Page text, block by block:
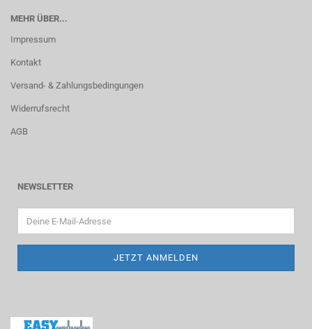
MEHR ÜBER...
Impressum
Kontakt
Versand- & Zahlungsbedingungen
Widerrufsrecht
AGB
NEWSLETTER